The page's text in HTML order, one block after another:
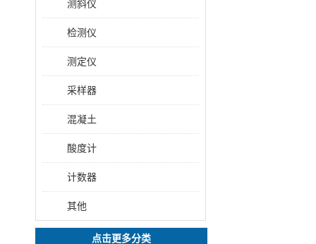
测斜仪
检测仪
测定仪
采样器
混凝土
酸度计
计数器
其他
点击更多分类